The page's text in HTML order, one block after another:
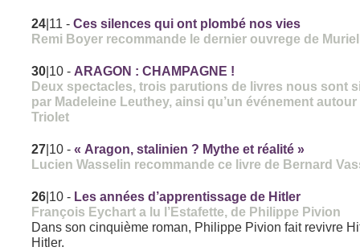
24 |11 -Ces silences qui ont plombé nos vies
Remi Boyer recommande le dernier ouvrege de
30 |10 - ARAGON : CHAMPAGNE !
Deux spectacles, trois parutions de livres nous sont
par Madeleine Leuthey, ainsi qu’un événement autour
Triolet
27 |10 -« Aragon, stalinien ? Mythe et réalité »
Lucien Wasselin recommande ce livre de Bernard
26 |10 - Les années d’apprentissage de Hitler
François Eychart a lu l’Estafette, de Philippe Pivion
Dans son cinquième roman, Philippe Pivion fait revivre
Hitler.